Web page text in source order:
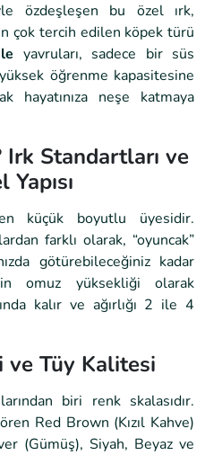
özdeşleşen bu özel ırk,
çok tercih edilen köpek türü
yavruları, sadece bir süs
öğrenme kapasitesine
neşe katmaya
Standartları ve
Yapısı
küçük boyutlu üyesidir.
farklı olarak, “oyuncak”
götürebileceğiniz kadar
omuz yüksekliği olarak
kalır ve ağırlığı 2 ile 4
ve Tüy Kalitesi
biri renk skalasıdır.
Red Brown (Kızıl Kahve)
(Gümüş), Siyah, Beyaz ve